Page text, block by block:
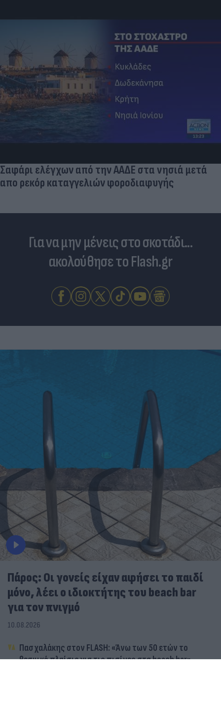
Σαφάρι ελέγχων από την ΑΑΔΕ στα νησιά μετά
απο ρεκόρ καταγγελιών φοροδιαφυγής
Για να μην μένεις στο σκοτάδι...
ακολούθησε το Flash.gr
Πάρος: Οι γονείς είχαν αφήσει το παιδί
μόνο, λέει ο ιδιοκτήτης του beach bar
για τον πνιγμό
10.08.2026
Πασχαλάκης στον FLASH: «Άνω των 50 ετών το
θεσμικό πλαίσιο για τις πισίνες στα beach bar»